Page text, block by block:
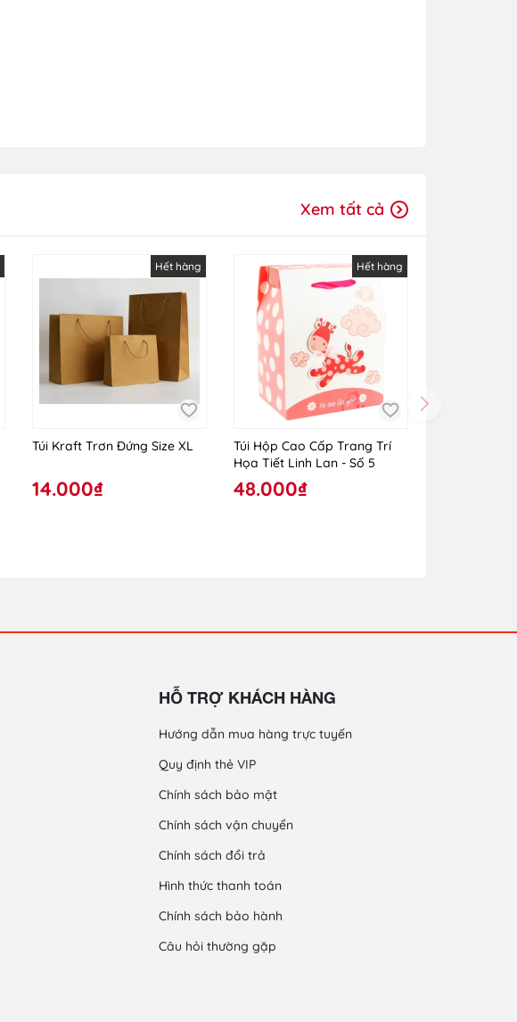
Xem tất cả
Hết hàng
Túi Kraft Trơn Đứng Size XL
14.000₫
Hết hàng
Túi Hộp Cao Cấp Trang Trí
Họa Tiết Linh Lan - Số 5
48.000₫
HỖ TRỢ KHÁCH HÀNG
Hướng dẫn mua hàng trực tuyến
Quy định thẻ VIP
Chính sách bảo mật
Chính sách vận chuyển
Chính sách đổi trả
Hình thức thanh toán
Chính sách bảo hành
Câu hỏi thường gặp